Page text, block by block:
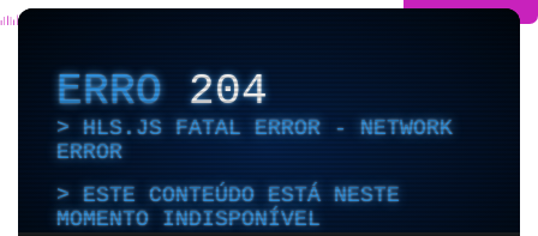
ERRO204
HLS.JS FATAL ERROR - NETWORK
ERROR
ESTE CONTEÚDO ESTÁ NESTE
MOMENTO INDISPONÍVEL